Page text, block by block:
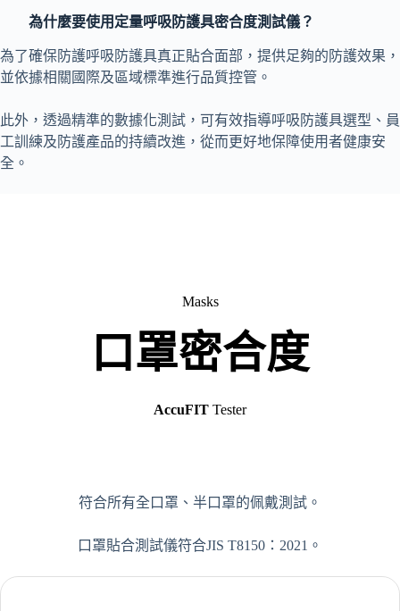
為什麼要使用定量呼吸防護具密合度測試儀？
為了確保防護呼吸防護具真正貼合面部，提供足夠的防護效果，
並依據相關國際及區域標準進行品質控管。
此外，透過精準的數據化測試，可有效指導呼吸防護具選型、員
工訓練及防護產品的持續改進，從而更好地保障使用者健康安
全。
Masks
口罩密合度
AccuFIT Tester
符合所有全口罩、半口罩的佩戴測試。
口罩貼合測試儀符合JIS T8150：2021。